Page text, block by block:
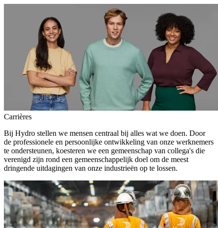
Carrières
Bij Hydro stellen we mensen centraal bij alles wat we doen. Door
de professionele en persoonlijke ontwikkeling van onze werknemers
te ondersteunen, koesteren we een gemeenschap van collega's die
verenigd zijn rond een gemeenschappelijk doel om de meest
dringende uitdagingen van onze industrieën op te lossen.